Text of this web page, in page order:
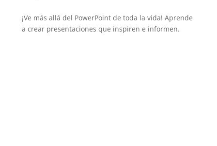
¡Ve más allá del PowerPoint de toda la vida! Aprende
a crear presentaciones que inspiren e informen.